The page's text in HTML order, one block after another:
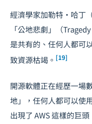
經濟學家加勒特・哈丁
「公地悲劇」（
是共有的、任何人都可
致資源枯竭。 [19]
開源軟體正在經歷一場
地」，任何人都可以使
出現了 AWS 這樣的巨